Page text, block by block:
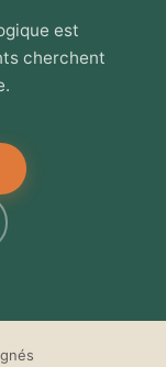
est
cherchent